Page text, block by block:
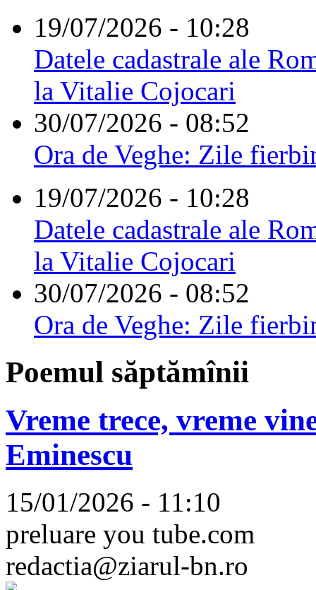
19/07/2026 - 10:28
Datele cadastrale ale
la Vitalie Cojocari
30/07/2026 - 08:52
Ora de Veghe: Zile
19/07/2026 - 10:28
Datele cadastrale ale
la Vitalie Cojocari
30/07/2026 - 08:52
Ora de Veghe: Zile
Poemul săptămînii
Vreme trece, vreme
Eminescu
15/01/2026 - 11:10
preluare you tube.com
redactia@ziarul-bn.ro